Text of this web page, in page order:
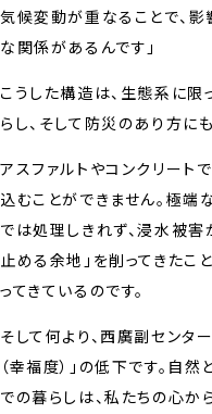
気候変動が重なることで、影
な関係があるんです」
こうした構造は、生態系に限
らし、そして防災のあり方に
アスファルトやコンクリート
込むことができません。極
では処理しきれず、浸水被害
止める余地」を削ってきたこ
ってきているのです。
そして何より、西廣副センタ
（幸福度）」の低下です。自
での暮らしは、私たちの心か